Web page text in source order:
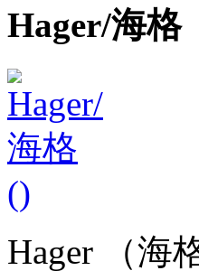
Hager/海格
Hager （海